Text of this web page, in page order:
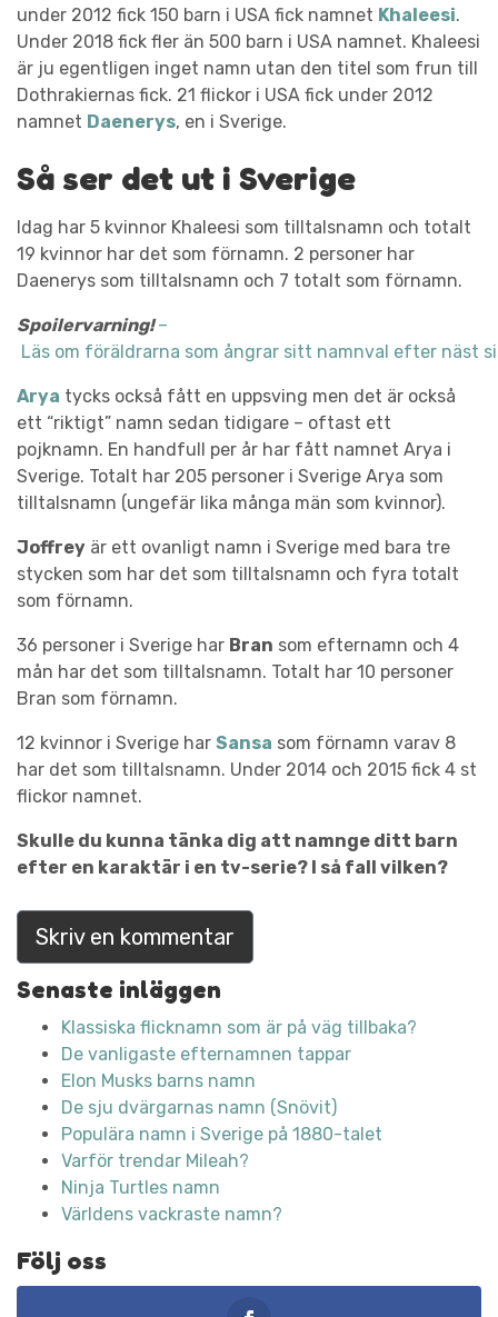
under 2012 fick 150 barn i USA fick namnet Khaleesi.
Under 2018 fick fler än 500 barn i USA namnet. Khaleesi
är ju egentligen inget namn utan den titel som frun till
Dothrakiernas fick. 21 flickor i USA fick under 2012
namnet Daenerys, en i Sverige.
Så ser det ut i Sverige
Idag har 5 kvinnor Khaleesi som tilltalsnamn och totalt
19 kvinnor har det som förnamn. 2 personer har
Daenerys som tilltalsnamn och 7 totalt som förnamn.
Spoilervarning!–
Läs om föräldrarna som ångrar sitt namnval efter näst
Arya tycks också fått en uppsving men det är också
ett “riktigt” namn sedan tidigare – oftast ett
pojknamn. En handfull per år har fått namnet Arya i
Sverige. Totalt har 205 personer i Sverige Arya som
tilltalsnamn (ungefär lika många män som kvinnor).
Joffrey är ett ovanligt namn i Sverige med bara tre
stycken som har det som tilltalsnamn och fyra totalt
som förnamn.
36 personer i Sverige har Bran som efternamn och 4
mån har det som tilltalsnamn. Totalt har 10 personer
Bran som förnamn.
12 kvinnor i Sverige har Sansa som förnamn varav 8
har det som tilltalsnamn. Under 2014 och 2015 fick 4 st
flickor namnet.
Skulle du kunna tänka dig att namnge ditt barn
efter en karaktär i en tv-serie? I så fall vilken?
Skriv en kommentar
Senaste inläggen
Klassiska flicknamn som är på väg tillbaka?
De vanligaste efternamnen tappar
Elon Musks barns namn
De sju dvärgarnas namn (Snövit)
Populära namn i Sverige på 1880-talet
Varför trendar Mileah?
Ninja Turtles namn
Världens vackraste namn?
Följ oss